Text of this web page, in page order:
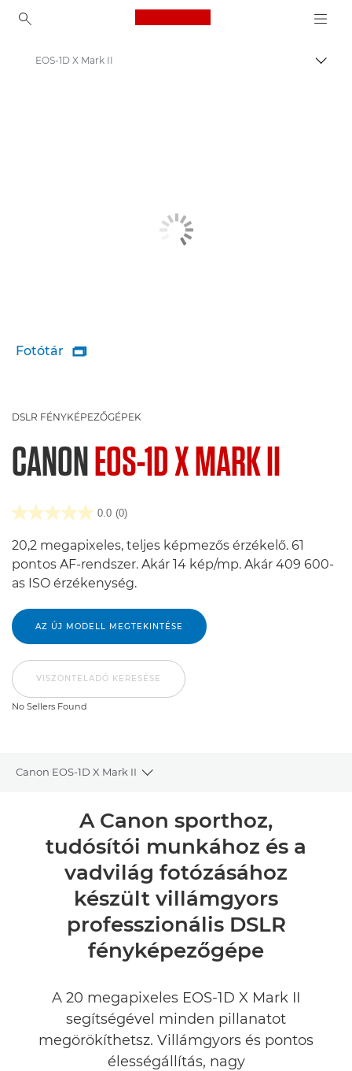
Canon Logo, back to
EOS-1D X Mark II
Fotótár 
DSLR FÉNYKÉPEZŐGÉPEK
CANONEOS-1D X MARK II
0.0 (0)
20,2 megapixeles, teljes képmezős érzékelő. 61
pontos AF-rendszer. Akár 14 kép/mp. Akár 409 600-
as ISO érzékenység.
AZ ÚJ MODELL MEGTEKINTÉSE
VISZONTELADÓ KERESÉSE
No Sellers Found
Canon EOS-1D X Mark II
Toggle breadcrumbs
Műszaki adatok
Értékelések
VISZONTELADÓ KERESÉSE
No Sellers Found
A Canon sporthoz,
tudósítói munkához és a
vadvilág fotózásához
készült villámgyors
professzionális DSLR
fényképezőgépe
A 20 megapixeles EOS-1D X Mark II
segítségével minden pillanatot
megörökíthetsz. Villámgyors és pontos
élességállítás, nagy